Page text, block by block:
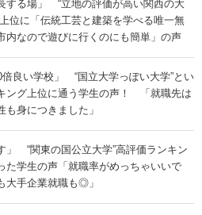
する場」 “立地の評価が高い関西の大
位に「伝統工芸と建築を学べる唯一無
内なので遊びに行くのにも簡単」の声
倍良い学校」 “国立大学っぽい大学”とい
ング上位に通う学生の声！ 「就職先は
も身につきました」
」 “関東の国公立大学”高評価ランキン
た学生の声「就職率がめっちゃいいで
大手企業就職も◎」